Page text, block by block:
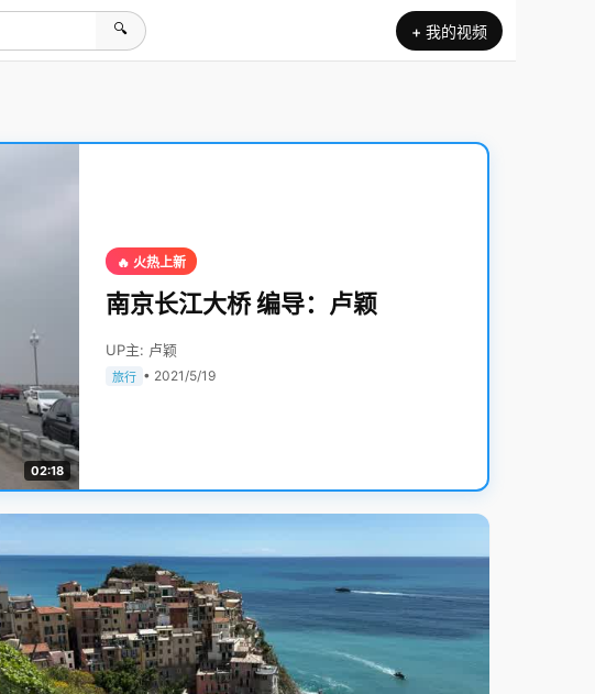
🔍 + 我的视频
02:18
🔥 火热上新
南京长江大桥 编导：卢颖
UP主: 卢颖
旅行 • 2021/5/19